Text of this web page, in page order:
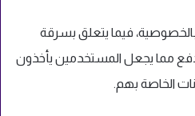
فيما يتعلق بسرقة
مما يجعل المستخدمين يأخذون
الخاصة بهم.